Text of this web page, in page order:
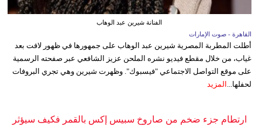
الفنانة شيرين عبد الوهاب
القاهرة - صوت الإمارات
أطلت المطربة المصرية شيرين عبد الوهاب على جمهورها في ظهور لافت بعد
غياب، من خلال مقطع فيديو نشره الملحن عزيز الشافعي عبر صفحته الرسمية
على موقع التواصل الاجتماعي "فيسبوك". وظهرت شيرين وهي تجري البروفات
لحفلها... المزيد
ارتطام جزء ضخم من صاروخ سبيس إكس بالقمر فكيف سيؤثر